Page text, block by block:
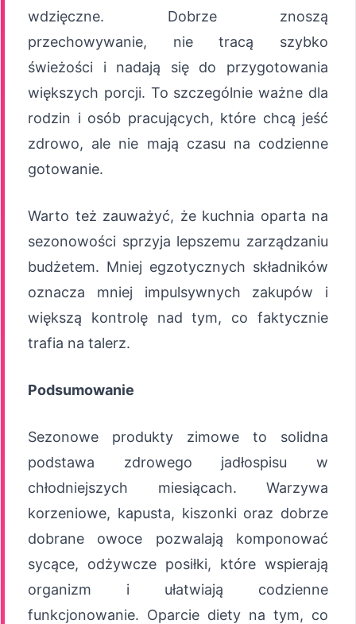
wdzięczne. Dobrze znoszą
przechowywanie, nie tracą szybko
świeżości i nadają się do przygotowania
większych porcji. To szczególnie ważne dla
rodzin i osób pracujących, które chcą jeść
zdrowo, ale nie mają czasu na codzienne
gotowanie.
Warto też zauważyć, że kuchnia oparta na
sezonowości sprzyja lepszemu zarządzaniu
budżetem. Mniej egzotycznych składników
oznacza mniej impulsywnych zakupów i
większą kontrolę nad tym, co faktycznie
trafia na talerz.
Podsumowanie
Sezonowe produkty zimowe to solidna
podstawa zdrowego jadłospisu w
chłodniejszych miesiącach. Warzywa
korzeniowe, kapusta, kiszonki oraz dobrze
dobrane owoce pozwalają komponować
sycące, odżywcze posiłki, które wspierają
organizm i ułatwiają codzienne
funkcjonowanie. Oparcie diety na tym, co